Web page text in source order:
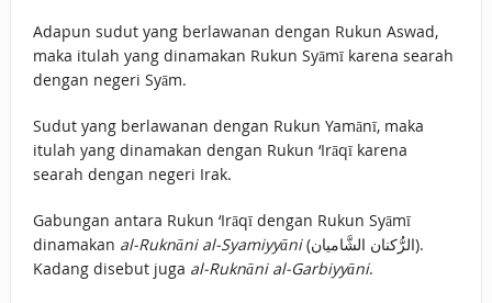
Adapun sudut yang berlawanan dengan Rukun Aswad,
maka itulah yang dinamakan Rukun Syāmī karena searah
dengan negeri Syām.
Sudut yang berlawanan dengan Rukun Yamānī, maka
itulah yang dinamakan dengan Rukun ‘Irāqī karena
searah dengan negeri Irak.
Gabungan antara Rukun ‘Irāqī dengan Rukun Syāmī
dinamakan al-Ruknāni al-Syamiyyāni(الرُّكنان الشَّاميان).
Kadang disebut juga al-Ruknāni al-Garbiyyāni.